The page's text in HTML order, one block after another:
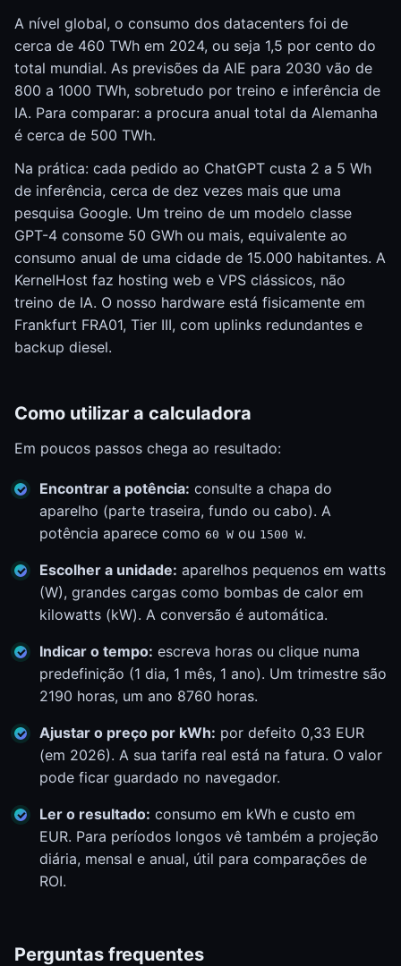
A nível global, o consumo dos datacenters foi de
cerca de 460 TWh em 2024, ou seja 1,5 por cento do
total mundial. As previsões da AIE para 2030 vão de
800 a 1000 TWh, sobretudo por treino e inferência de
IA. Para comparar: a procura anual total da Alemanha
é cerca de 500 TWh.
Na prática: cada pedido ao ChatGPT custa 2 a 5 Wh
de inferência, cerca de dez vezes mais que uma
pesquisa Google. Um treino de um modelo classe
GPT-4 consome 50 GWh ou mais, equivalente ao
consumo anual de uma cidade de 15.000 habitantes. A
KernelHost faz hosting web e VPS clássicos, não
treino de IA. O nosso hardware está fisicamente em
Frankfurt FRA01, Tier III, com uplinks redundantes e
backup diesel.
Como utilizar a calculadora
Em poucos passos chega ao resultado:
Encontrar a potência: consulte a chapa do
aparelho (parte traseira, fundo ou cabo). A
potência aparece como 60 W ou 1500 W.
Escolher a unidade: aparelhos pequenos em watts
(W), grandes cargas como bombas de calor em
kilowatts (kW). A conversão é automática.
Indicar o tempo: escreva horas ou clique numa
predefinição (1 dia, 1 mês, 1 ano). Um trimestre são
2190 horas, um ano 8760 horas.
Ajustar o preço por kWh: por defeito 0,33 EUR
(em 2026). A sua tarifa real está na fatura. O valor
pode ficar guardado no navegador.
Ler o resultado: consumo em kWh e custo em
EUR. Para períodos longos vê também a projeção
diária, mensal e anual, útil para comparações de
ROI.
Perguntas frequentes